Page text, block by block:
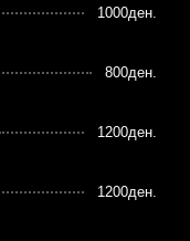
1000ден.
800ден.
1200ден.
1200ден.